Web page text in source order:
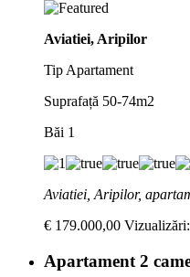
Aviatiei, Aripilor
Tip Apartament
Suprafață 50-74m2
Băi 1
Aviatiei, Aripilor,
€ 179.000,00
Apartament 2